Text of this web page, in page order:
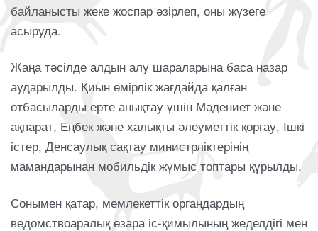
байланысты жеке жоспар әзірлеп, оны жүзеге
асыруда.
Жаңа тәсілде алдын алу шараларына баса назар
аударылды. Қиын өмірлік жағдайда қалған
отбасыларды ерте анықтау үшін Мәдениет және
ақпарат, Еңбек және халықты әлеуметтік қорғау, Ішкі
істер, Денсаулық сақтау министрліктерінің
мамандарынан мобильдік жұмыс топтары құрылды.
Сонымен қатар, мемлекеттік органдардың
ведомствоаралық өзара іс-қимылының жеделдігі мен